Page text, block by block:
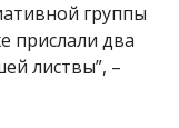
группы
прислали два
листвы”, –